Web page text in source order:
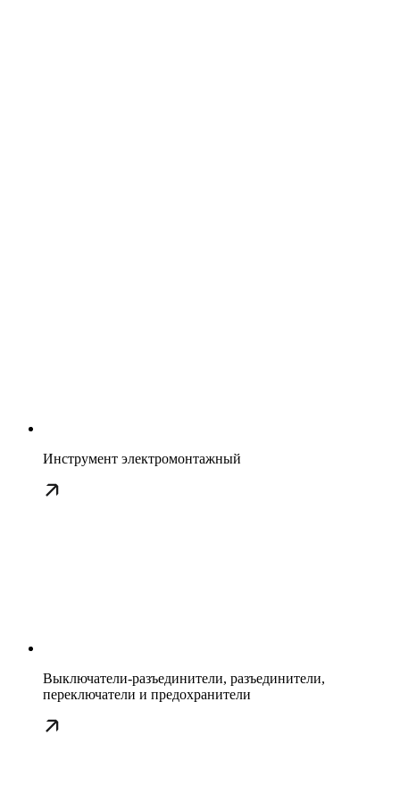
Инструмент электромонтажный
Выключатели-разъединители, разъединители,
переключатели и предохранители